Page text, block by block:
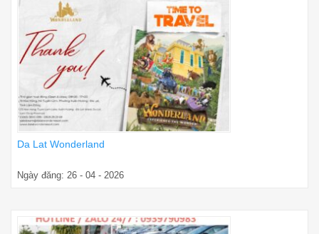
Da Lat Wonderland
Ngày đăng: 26 - 04 - 2026